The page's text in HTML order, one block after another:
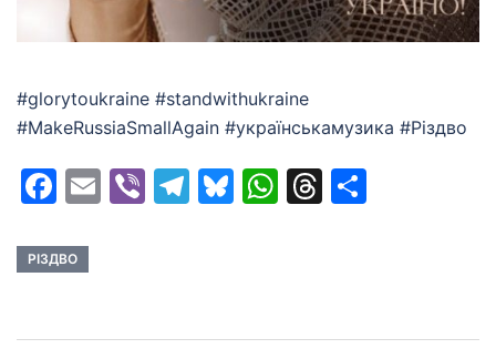
#glorytoukraine #standwithukraine
#MakeRussiaSmallAgain #українськамузика #Різдво
Facebook
EmailViberTelegram
Bluesky
WhatsApp
Threads
РІЗДВО